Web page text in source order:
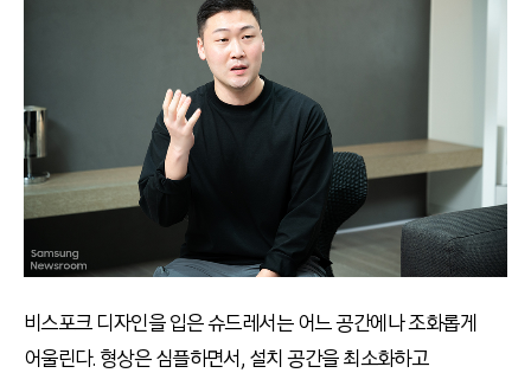
비스포크 디자인을 입은 슈드레서는 어느 공간에나 조화롭게
어울린다. 형상은 심플하면서, 설치 공간을 최소화하고